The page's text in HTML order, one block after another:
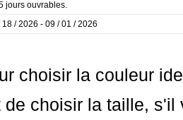
jours ouvrables.
18 / 2026 - 09 / 01 / 2026
choisir la couleur
de choisir la taille,